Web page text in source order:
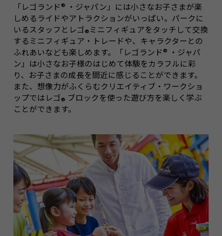
「レゴランド® ・ジャパン」には小さなお子さまが楽
しめるライドやアトラクションがいっぱい。パークに
いるスタッフとレゴ®ミニフィギュアをタッチして交換
するミニフィギュア・トレードや、キャラクターとの
ふれあいなども楽しめます。「レゴランド® ・ジャパ
ン」は小さなお子様のはじめて体験をカラフルに彩
り、お子さまの成長を間近に感じることができます。
また、想像力がふくらむクリエイティブ・ワークショ
ップではレゴ® ブロックを使った遊び方を楽しく学ぶ
ことができます。